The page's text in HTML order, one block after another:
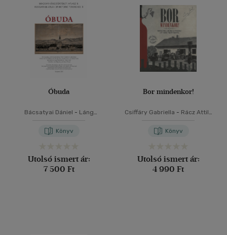
Óbuda
Bácsatyai Dániel - Láng
Sudár Balázs
Könyv
Utolsó ismert ár:
7 500 Ft
Bor mindenkor!
Csiffáry Gabriella - Rácz Attila
Könyv
Utolsó ismert ár:
4 990 Ft